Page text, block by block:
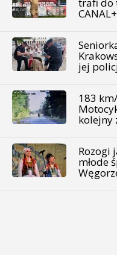
CANAL+
jej
183
kolejny
Rozogi
młode